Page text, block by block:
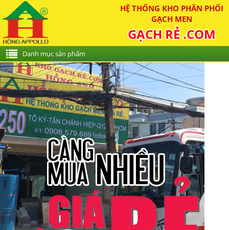
HỆ THỐNG KHO PHÂN PHỐI
GẠCH MEN
GẠCH RẺ .COM
Danh mục sản phẩm